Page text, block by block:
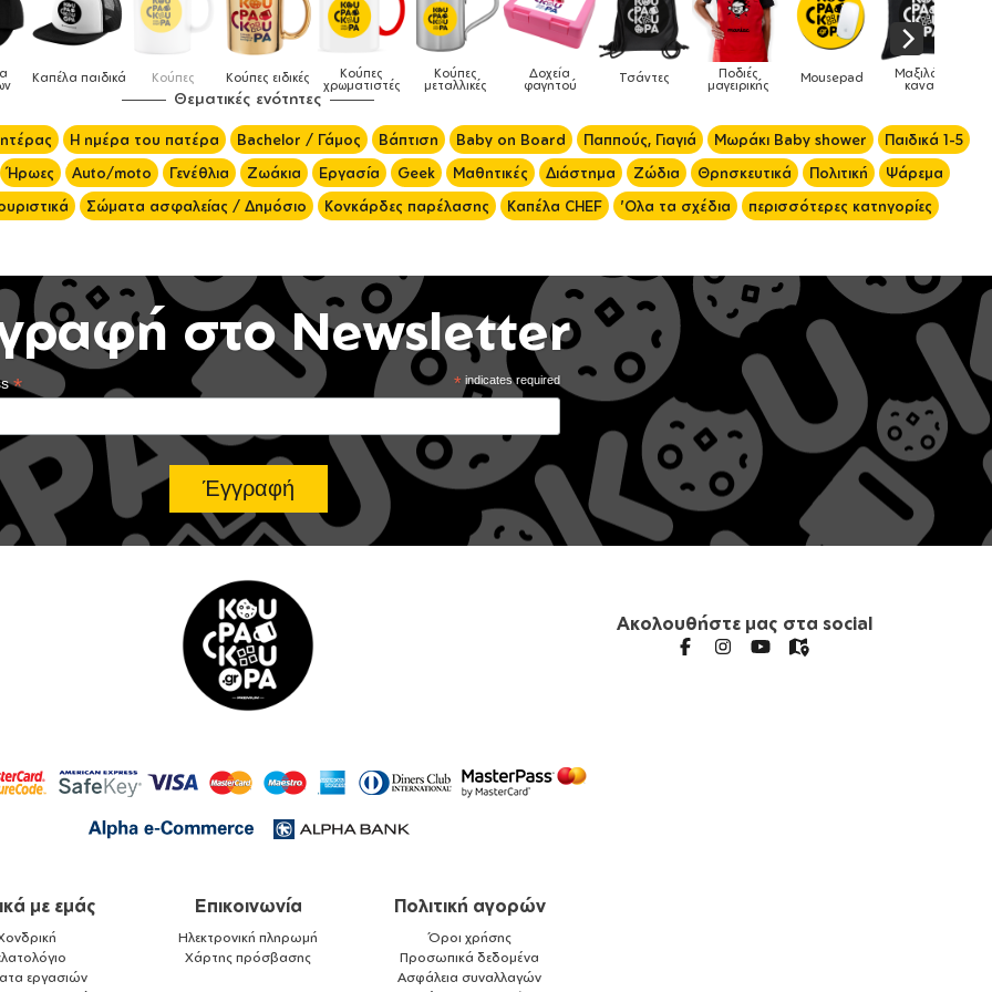
Κούπες
χρωματιστές
Κούπες
μεταλλικές
Δοχεία
φαγητού Τσάντες Ποδιές
μαγειρικής Mousepad Μαξιλάρια
καναπέ Phone Holders Ρολόγια Βρεφικά
Θεματικές ενότητες
Η ημέρα του πατέρα Bachelor / Γάμος Βάπτιση Baby on Board Παππούς, Γιαγιά Μωράκι Baby shower
Παιδικά 1-5
Ήρωες Auto/moto Γενέθλια Ζωάκια Εργασία Geek Μαθητικές Διάστημα Ζώδια Θρησκευτικά Πολιτική
Ψάρεμα
Σώματα ασφαλείας / Δημόσιο Κονκάρδες παρέλασης Καπέλα CHEF 'Ολα τα σχέδια περισσότερες κατηγορίες
στο Newsletter
*indicates required
*
Ακολουθήστε μας στα social
με εμάς
εργασιών
Επικοινωνία
Ηλεκτρονική πληρωμή
Χάρτης πρόσβασης
Πολιτική αγορών
Όροι χρήσης
Προσωπικά δεδομένα
Ασφάλεια συναλλαγών